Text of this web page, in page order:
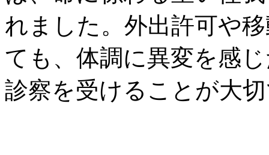
れました。外出許可や
ても、体調に異変を感
診察を受けることが大